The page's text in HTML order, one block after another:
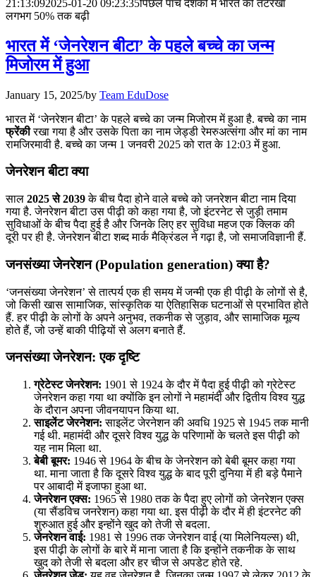
📝 डेली करेंट अफेयर्स: 22-24 जुलाई 2026
📝 डेली करेंट अफेयर्स: 19-21 जुलाई 2026
July 19, 2026
📝 डेली करेंट अफेयर्स: 16-18 जुलाई 2026
July 16, 2026
📝 डेली करेंट अफेयर्स: 13-15 जुलाई 2026
21:13:092025-01-20 09:23:35पिछले पांच दशकों में भारत की तटरेखा
लगभग 50% तक बढ़ी
भारत में ‘जेनरेशन बीटा’ के पहले बच्चे का जन्म
मिजोरम में हुआ
January 15, 2025/by Team EduDose
भारत में ‘जेनरेशन बीटा’ के पहले बच्चे का जन्म मिजोरम में हुआ है. बच्चे का नाम
फ्रेंकीरखा गया है और उसके पिता का नाम जेड्डी रेमरुअत्संगा और मां का नाम
रामजिरमावी है. बच्चे का जन्म 1 जनवरी 2025 को रात के 12:03 में हुआ.
जेनरेशन बीटा क्या
साल 2025 से 2039के बीच पैदा होने वाले बच्चे को जनरेशन बीटा नाम दिया
गया है. जेनरेशन बीटा उस पीढ़ी को कहा गया है, जो इंटरनेट से जुड़ी तमाम
सुविधाओं के बीच पैदा हुई है और जिनके लिए हर सुविधा महज एक क्लिक की
दूरी पर ही है. जेनरेशन बीटा शब्द मार्क मैक्रिंडल ने गढ़ा है, जो समाजविज्ञानी हैं.
जनसंख्या जेनरेशन (Population generation) क्या है?
‘जनसंख्या जेनरेशन’ से तात्पर्य एक ही समय में जन्मी एक ही पीढ़ी के लोगों से है,
जो किसी खास सामाजिक, सांस्कृतिक या ऐतिहासिक घटनाओं से प्रभावित होते
हैं. हर पीढ़ी के लोगों के अपने अनुभव, तकनीक से जुड़ाव, और सामाजिक मूल्य
होते हैं, जो उन्हें बाकी पीढ़ियों से अलग बनाते हैं.
जनसंख्या जेनरेशन: एक दृष्टि
ग्रेटेस्ट जेनरेशन: 1901 से 1924 के दौर में पैदा हुई पीढ़ी को ग्रेटेस्ट
जेनरेशन कहा गया था क्योंकि इन लोगों ने महामंदी और द्वितीय विश्व युद्ध
के दौरान अपना जीवनयापन किया था.
साइलेंट जेरनेशन: साइलेंट जेरनेशन की अवधि 1925 से 1945 तक मानी
गई थी. महामंदी और दूसरे विश्व युद्ध के परिणामों के चलते इस पीढ़ी को
यह नाम मिला था.
बेबी बूमर: 1946 से 1964 के बीच के जेनरेशन को बेबी बूमर कहा गया
था. माना जाता है कि दूसरे विश्व युद्ध के बाद पूरी दुनिया में ही बड़े पैमाने
पर आबादी में इजाफा हुआ था.
जेनरेशन एक्स: 1965 से 1980 तक के पैदा हुए लोगों को जेनरेशन एक्स
(या सैंडविच जनरेशन) कहा गया था. इस पीढ़ी के दौर में ही इंटरनेट की
शुरुआत हुई और इन्होंने खुद को तेजी से बदला.
जेनरेशन वाई: 1981 से 1996 तक जेनरेशन वाई (या मिलेनियल्स) थी,
इस पीढ़ी के लोगों के बारे में माना जाता है कि इन्होंने तकनीक के साथ
खुद को तेजी से बदला और हर चीज से अपडेट होते रहे.